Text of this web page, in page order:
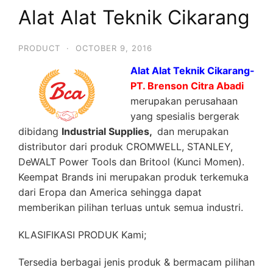
Alat Alat Teknik Cikarang
PRODUCT · OCTOBER 9, 2016
Alat Alat Teknik Cikarang-
PT. Brenson Citra Abadi
merupakan perusahaan
yang spesialis bergerak
dibidang Industrial Supplies, dan merupakan
distributor dari produk CROMWELL, STANLEY,
DeWALT Power Tools dan Britool (Kunci Momen).
Keempat Brands ini merupakan produk terkemuka
dari Eropa dan America sehingga dapat
memberikan pilihan terluas untuk semua industri.
KLASIFIKASI PRODUK Kami;
Tersedia berbagai jenis produk & bermacam pilihan